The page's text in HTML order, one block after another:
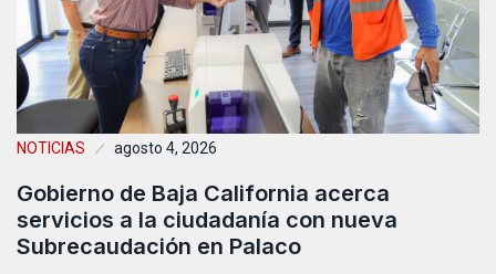
NOTICIAS agosto 4, 2026
Gobierno de Baja California acerca
servicios a la ciudadanía con nueva
Subrecaudación en Palaco